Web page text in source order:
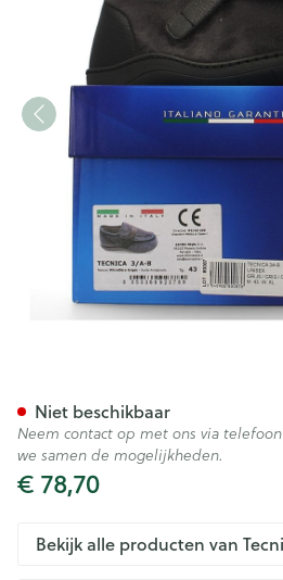
€ 78,70
Niet beschikbaar
Neem contact op met ons via
we samen de mogelijkheden.
Bekijk alle producten van